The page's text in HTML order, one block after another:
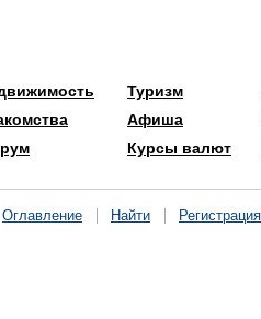
Туризм
Афиша
Курсы валют
Оглавление Найти Регистрация